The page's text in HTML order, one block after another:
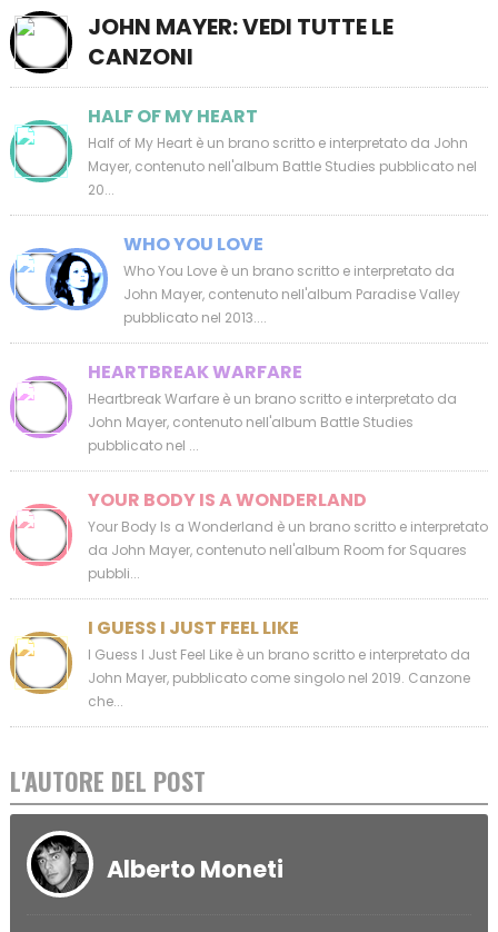
JOHN MAYER: VEDI TUTTE LE
CANZONI
HALF OF MY HEART
Half of My Heart è un brano scritto e interpretato da John
Mayer, contenuto nell'album Battle Studies pubblicato nel
20...
WHO YOU LOVE
Who You Love è un brano scritto e interpretato da
John Mayer, contenuto nell'album Paradise Valley
pubblicato nel 2013....
HEARTBREAK WARFARE
Heartbreak Warfare è un brano scritto e interpretato da
John Mayer, contenuto nell'album Battle Studies
pubblicato nel ...
YOUR BODY IS A WONDERLAND
Your Body Is a Wonderland è un brano scritto e interpretato
da John Mayer, contenuto nell'album Room for Squares
pubbli...
I GUESS I JUST FEEL LIKE
I Guess I Just Feel Like è un brano scritto e interpretato da
John Mayer, pubblicato come singolo nel 2019. Canzone
che...
L'AUTORE DEL POST
Alberto Moneti